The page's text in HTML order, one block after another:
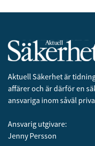
Aktuell Säkerhet är
affärer och är därför en
ansvariga inom såväl
Ansvarig utgivare:
Jenny Persson